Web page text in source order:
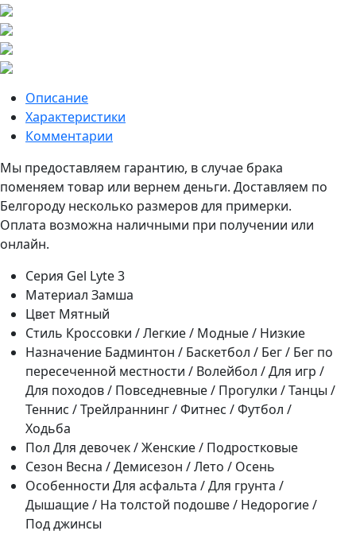
Описание
Характеристики
Комментарии
Мы предоставляем гарантию, в случае брака
поменяем товар или вернем деньги. Доставляем по
Белгороду несколько размеров для примерки.
Оплата возможна наличными при получении или
онлайн.
Серия Gel Lyte 3
Материал Замша
Цвет Мятный
Стиль Кроссовки / Легкие / Модные / Низкие
Назначение Бадминтон / Баскетбол / Бег / Бег по
пересеченной местности / Волейбол / Для игр /
Для походов / Повседневные / Прогулки / Танцы /
Теннис / Трейлраннинг / Фитнес / Футбол /
Ходьба
Пол Для девочек / Женские / Подростковые
Сезон Весна / Демисезон / Лето / Осень
Особенности Для асфальта / Для грунта /
Дышащие / На толстой подошве / Недорогие /
Под джинсы